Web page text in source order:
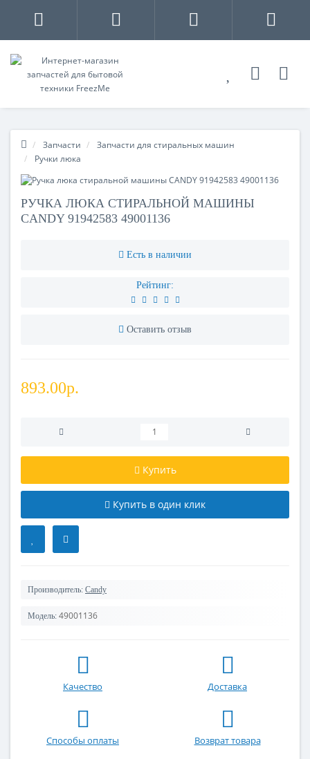
Запчасти
Запчасти для стиральных машин
Ручки люка
РУЧКА ЛЮКА СТИРАЛЬНОЙ МАШИНЫ
CANDY 91942583 49001136
Есть в наличии
Рейтинг:
Оставить отзыв
893.00р.
Купить
Купить в один клик
Производитель: Candy
Модель: 49001136
Качество Доставка
Способы оплаты Возврат товара